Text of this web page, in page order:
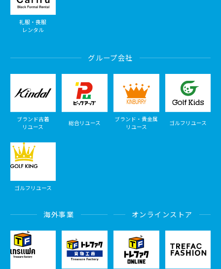
礼服・喪服
レンタル
グループ会社
ブランド古着
リユース
総合リユース
ブランド・貴金属
リユース
ゴルフリユース
ゴルフリユース
海外事業 オンラインストア